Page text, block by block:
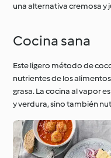
una alternativa cremosa y
Cocina sana
Este ligero método de
nutrientes de los
grasa. La cocina al vapor
y verdura, sino también